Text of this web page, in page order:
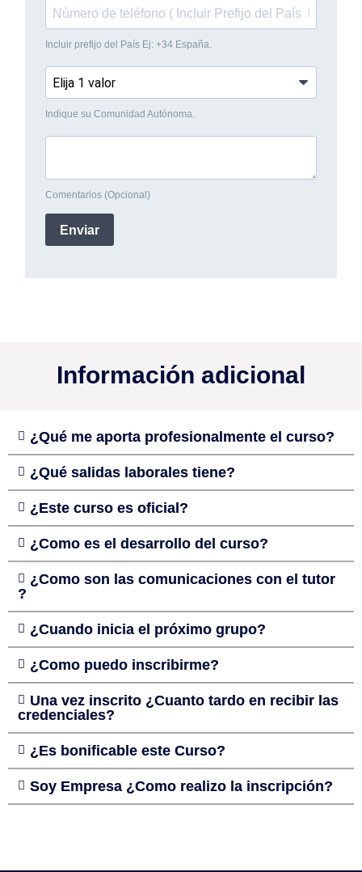
Información adicional
¿Qué me aporta profesionalmente el curso?
¿Qué salidas laborales tiene?
¿Este curso es oficial?
¿Como es el desarrollo del curso?
¿Como son las comunicaciones con el tutor
?
¿Cuando inicia el próximo grupo?
¿Como puedo inscribirme?
Una vez inscrito ¿Cuanto tardo en recibir las
credenciales?
¿Es bonificable este Curso?
Soy Empresa ¿Como realizo la inscripción?